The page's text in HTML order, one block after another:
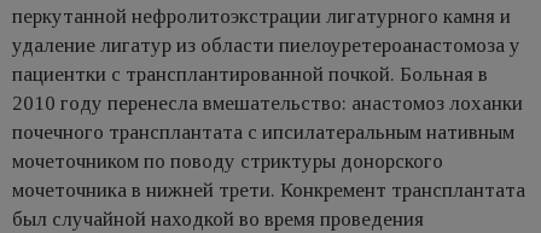
перкутанной нефролитоэкстрации лигатурного камня и
удаление лигатур из области пиелоуретероанастомоза у
пациентки с трансплантированной почкой. Больная в
2010 году перенесла вмешательство: анастомоз лоханки
почечного трансплантата с ипсилатеральным нативным
мочеточником по поводу стриктуры донорского
мочеточника в нижней трети. Конкремент трансплантата
был случайной находкой во время проведения